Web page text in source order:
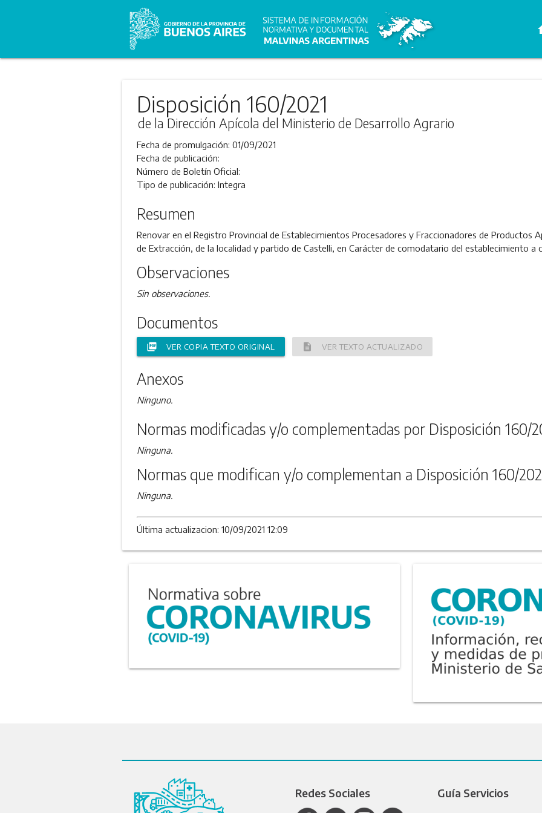
Disposición 160/2021
de la Dirección Apícola del Ministerio de Desarrollo Agrario
Fecha de promulgación: 01/09/2021
Fecha de publicación:
Número de Boletín Oficial:
Tipo de publicación: Integra
Resumen
Renovar en el Registro Provincial de Establecimientos Procesadores y Fraccionadores de Productos
de Extracción, de la localidad y partido de Castelli, en Carácter de comodatario del establecimiento a
Observaciones
Sin observaciones.
Documentos
picture_as_pdf VER COPIA TEXTO ORIGINAL description VER TEXTO ACTUALIZADO
Anexos
Ninguno.
Normas modificadas y/o complementadas por Disposición 160/
Ninguna.
Normas que modifican y/o complementan a Disposición 160/
Ninguna.
Última actualizacion: 10/09/2021 12:09
Redes Sociales Guía Servicios